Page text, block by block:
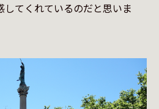
してくれているのだと思いま